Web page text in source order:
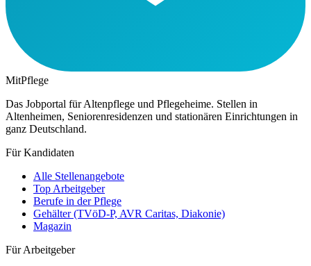
MitPflege
Das Jobportal für Altenpflege und Pflegeheime. Stellen in
Altenheimen, Seniorenresidenzen und stationären Einrichtungen in
ganz Deutschland.
Für Kandidaten
Alle Stellenangebote
Top Arbeitgeber
Berufe in der Pflege
Gehälter (TVöD-P, AVR Caritas, Diakonie)
Magazin
Für Arbeitgeber